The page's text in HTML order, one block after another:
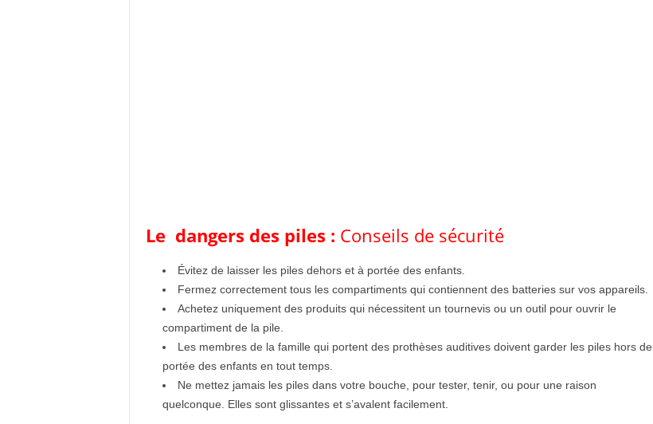
Le dangers des piles : Conseils de sécurité
Évitez de laisser les piles dehors et à portée des enfants.
Fermez correctement tous les compartiments qui contiennent des batteries sur vos appareils.
Achetez uniquement des produits qui nécessitent un tournevis ou un outil pour ouvrir le
compartiment de la pile.
Les membres de la famille qui portent des prothèses auditives doivent garder les piles hors de
portée des enfants en tout temps.
Ne mettez jamais les piles dans votre bouche, pour tester, tenir, ou pour une raison
quelconque. Elles sont glissantes et s’avalent facilement.